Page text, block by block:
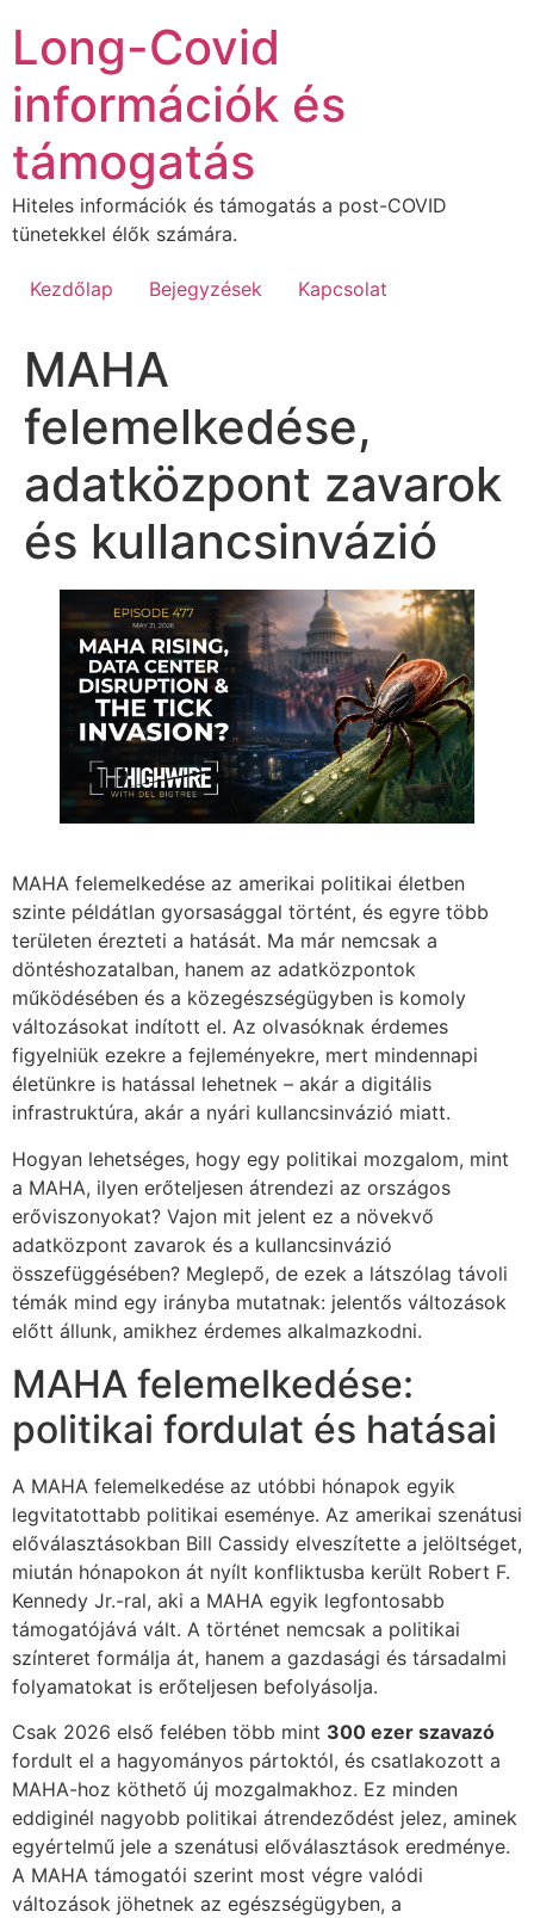
tartalomhoz
Long-Covid
információk és
támogatás
Hiteles információk és támogatás a post-COVID
tünetekkel élők számára.
Kezdőlap Bejegyzések Kapcsolat
MAHA
felemelkedése,
adatközpont zavarok
és kullancsinvázió
MAHA felemelkedése az amerikai politikai életben
szinte példátlan gyorsasággal történt, és egyre több
területen érezteti a hatását. Ma már nemcsak a
döntéshozatalban, hanem az adatközpontok
működésében és a közegészségügyben is komoly
változásokat indított el. Az olvasóknak érdemes
figyelniük ezekre a fejleményekre, mert mindennapi
életünkre is hatással lehetnek – akár a digitális
infrastruktúra, akár a nyári kullancsinvázió miatt.
Hogyan lehetséges, hogy egy politikai mozgalom, mint
a MAHA, ilyen erőteljesen átrendezi az országos
erőviszonyokat? Vajon mit jelent ez a növekvő
adatközpont zavarok és a kullancsinvázió
összefüggésében? Meglepő, de ezek a látszólag távoli
témák mind egy irányba mutatnak: jelentős változások
előtt állunk, amikhez érdemes alkalmazkodni.
MAHA felemelkedése:
politikai fordulat és hatásai
A MAHA felemelkedése az utóbbi hónapok egyik
legvitatottabb politikai eseménye. Az amerikai szenátusi
előválasztásokban Bill Cassidy elveszítette a jelöltséget,
miután hónapokon át nyílt konfliktusba került Robert F.
Kennedy Jr.-ral, aki a MAHA egyik legfontosabb
támogatójává vált. A történet nemcsak a politikai
színteret formálja át, hanem a gazdasági és társadalmi
folyamatokat is erőteljesen befolyásolja.
Csak 2026 első felében több mint 300 ezer szavazó
fordult el a hagyományos pártoktól, és csatlakozott a
MAHA-hoz köthető új mozgalmakhoz. Ez minden
eddiginél nagyobb politikai átrendeződést jelez, aminek
egyértelmű jele a szenátusi előválasztások eredménye.
A MAHA támogatói szerint most végre valódi
változások jöhetnek az egészségügyben, a